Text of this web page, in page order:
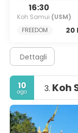
16:30
Koh Samui (USM)
FREEDOM
20
Dettagli
10
ago 3. Koh